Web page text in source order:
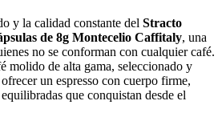
y la calidad constante del Stracto
de 8g Montecelio Caffitaly, una
no se conforman con cualquiercafé.
molido de alta gama, seleccionado y
ofrecerun espresso con cuerpo firme,
equilibradas que conquistan desde el